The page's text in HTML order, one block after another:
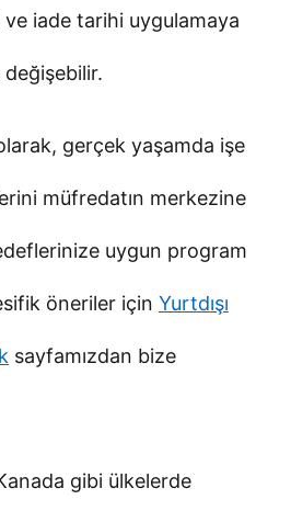
iade tarihi uygulamaya
gerçek yaşamda işe
müfredatın merkezine
uygun program
öneriler için Yurtdışı
sayfamızdan bize
gibi ülkelerde